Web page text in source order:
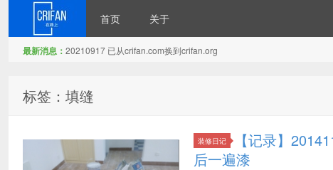
首页 关于
最新消息： 20210917 已从crifan.com换到crifan.org
标签：填缝
装修日记
【记录】
后一遍漆